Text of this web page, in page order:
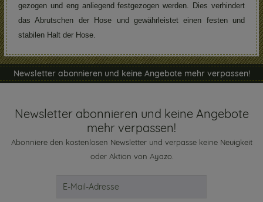
gezogen und eng anliegend festgezogen werden. Dies verhindert
das Abrutschen der Hose und gewährleistet einen festen und
stabilen Halt der Hose.
Newsletter abonnieren und keine Angebote mehr verpassen!
Newsletter abonnieren und keine Angebote
mehr verpassen!
Abonniere den kostenlosen Newsletter und verpasse keine Neuigkeit
oder Aktion von Ayazo.